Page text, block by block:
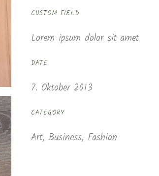
CUSTOM FIELD
Lorem ipsum dolor sit amet
DATE
7. Oktober 2013
CATEGORY
Art, Business, Fashion